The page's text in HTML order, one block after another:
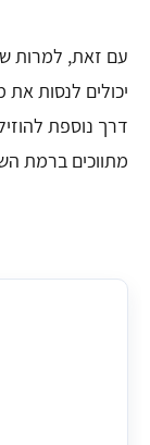
עם זאת, למרות
יכולים לנסות
דרך נוספת
מתווכים ברמת